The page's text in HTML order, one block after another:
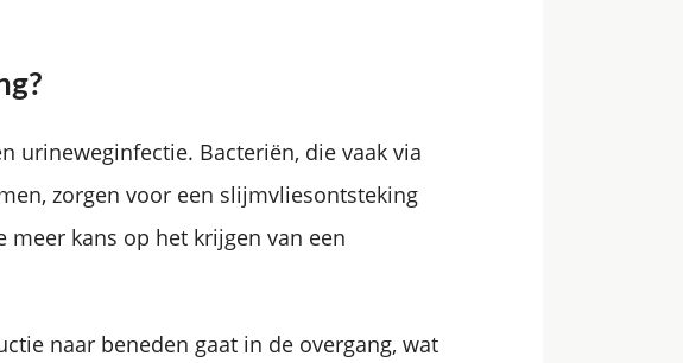
urineweginfectie. Bacteriën, die vaak via
zorgen voor een slijmvliesontsteking
meer kans op het krijgen van een
naar beneden gaat in de overgang, wat